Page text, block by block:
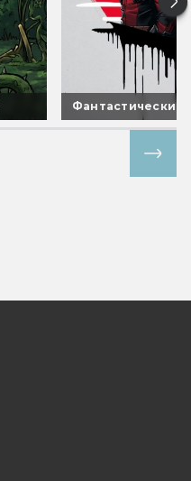
Фантастические